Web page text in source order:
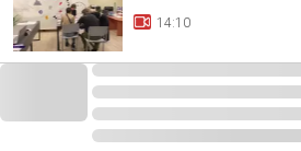
14:10